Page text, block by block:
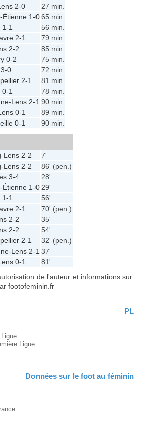
2-0
27 min.
Étienne 1-065 min.
1-1
56 min.
2-1
79 min.
2-2
85 min.
0-2
75 min.
3-0
72 min.
2-1
81 min.
0-1
78 min.
-Lens 2-1 90 min.
0-1
89 min.
0-1 90 min.
-Lens 2-2
7'
-Lens 2-2
86' (pen.)
3-4
28'
Étienne 1-0 29'
1-1
56'
2-1
70' (pen.)
2-2
35'
2-2
54'
2-1
32' (pen.)
-Lens 2-1 37'
0-1
81'
de l'auteur et informations sur
footofeminin.fr
PL
Ligue
Données sur le foot au féminin